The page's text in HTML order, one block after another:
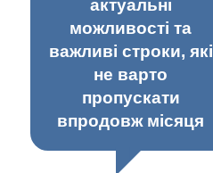
актуальні
можливості та
важливі строки, які
не варто
пропускати
впродовж місяця